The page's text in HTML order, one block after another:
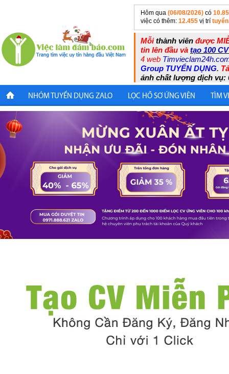
Hôm qua (06/08/2026) có
việc có thêm: 12.455 vị trí
Mỗithành viên được
tin lên đầu và tạo 100
4 web
Group TUYỂN DỤNG.
ánh chất lượng dịch vụ:
NHÓM TUYỂN DỤNG ZALO LỌC HỒ SƠ ỨNG VIÊN TÌM